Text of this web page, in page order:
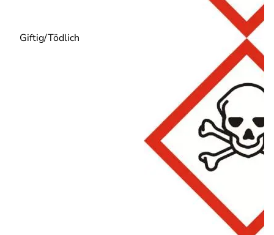
Giftig/Tödlich